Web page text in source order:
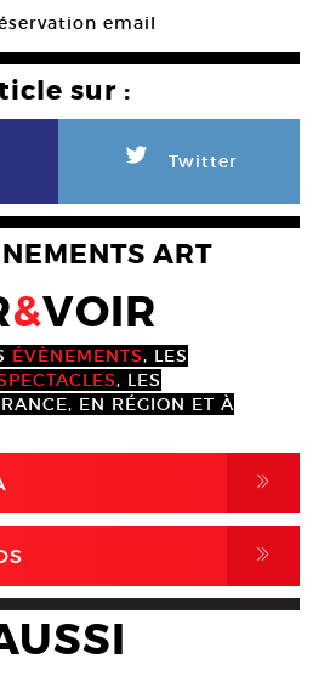
email
sur :
L Twitter
ART
&VOIR
ÉVÈNEMENTS, LES
, LES
EN RÉGION ET À
,
,